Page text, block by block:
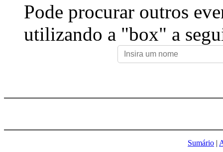
Pode procurar outros
utilizando a "box" a
Sumário |